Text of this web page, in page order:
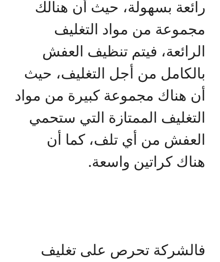
رائعة بسهولة، حيث أن هنالك
مجموعة من مواد التغليف
الرائعة، فيتم تنظيف العفش
بالكامل من أجل التغليف، حيث
أن هناك مجموعة كبيرة من مواد
التغليف الممتازة التي ستحمي
العفش من أي تلف، كما أن
هناك كراتين واسعة.
فالشركة تحرص على تغليف